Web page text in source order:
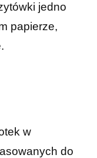
jedno
papierze,
w
do